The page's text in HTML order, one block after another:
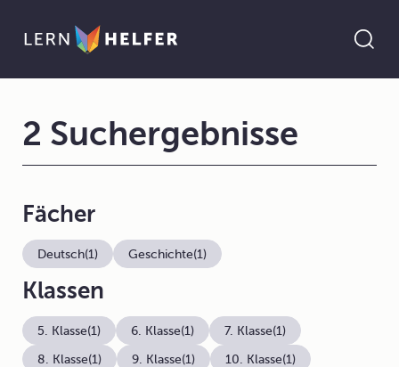
2 Suchergebnisse
Fächer
Deutsch(1) Geschichte(1)
Klassen
5. Klasse(1) 6. Klasse(1) 7. Klasse(1)
8. Klasse(1) 9. Klasse(1) 10. Klasse(1)